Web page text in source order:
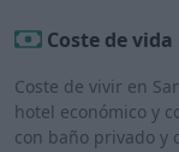
Coste de vida
Coste de vivir en
hotel económico y
con baño privado y